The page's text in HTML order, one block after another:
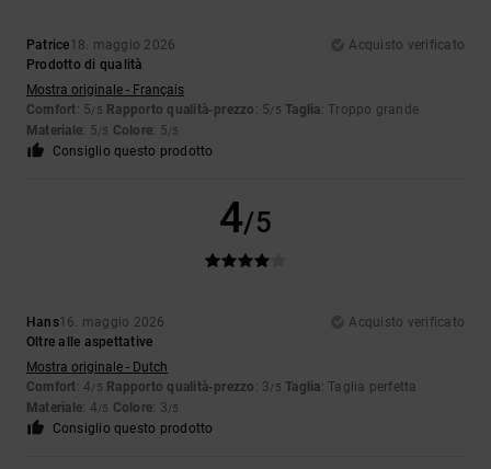
Patrice18. maggio 2026
Acquisto verificato
Prodotto di qualità
Mostra originale - Français
Comfort: 5/5 Rapporto qualità-prezzo : 5/5 Taglia: Troppo grande
Materiale: 5/5 Colore: 5/5
Consiglio questo prodotto
4/5
Hans16. maggio 2026
Acquisto verificato
Oltre alle aspettative
Mostra originale - Dutch
Comfort: 4/5 Rapporto qualità-prezzo : 3/5 Taglia: Taglia perfetta
Materiale: 4/5 Colore: 3/5
Consiglio questo prodotto